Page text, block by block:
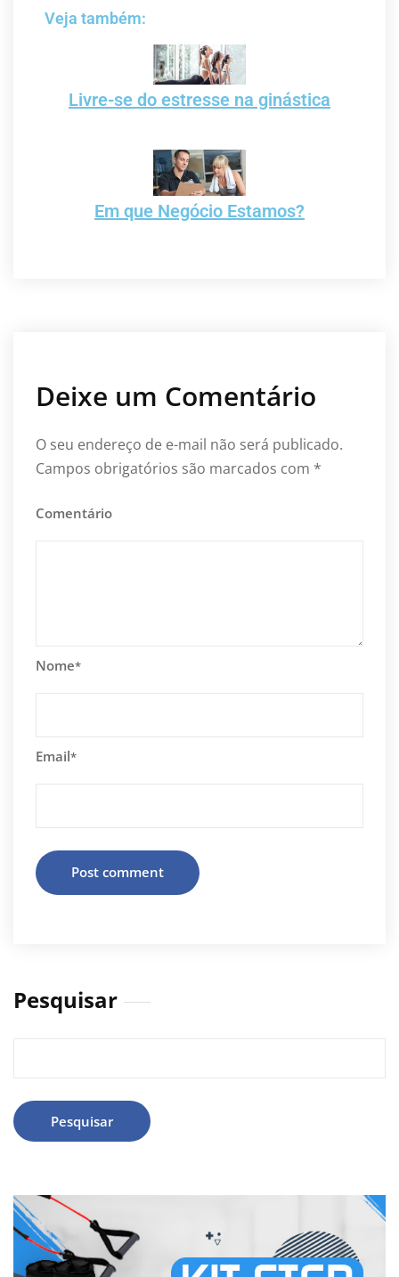
Veja também:
Livre-se do estresse na ginástica
Em que Negócio Estamos?
Deixe um Comentário
O seu endereço de e-mail não será publicado.
Campos obrigatórios são marcados com *
Comentário
Nome*
Email*
Pesquisar